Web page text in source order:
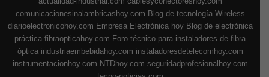
comunicacionesinalambricashoy.com Blog de tecnología Wireless
diarioelectronicohoy.com Empresa Electrónica hoy Blog de electrónica
práctica fibraopticahoy.com Foro técnico para instaladores de fibra
óptica industriaembebidahoy.com instaladoresdetelecomhoy.com
instrumentacionhoy.com NTDhoy.com seguridadprofesionalhoy.com